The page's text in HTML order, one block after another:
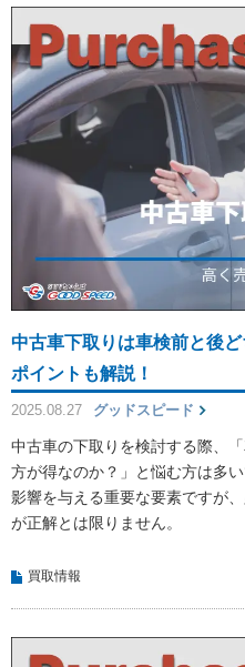
中古車下取りは車検前と後
ポイントも解説！
2025.08.27 グッドスピード
中古車の下取りを検討する際、
方が得なのか？」と悩む方は多
影響を与える重要な要素ですが
が正解とは限りません。
買取情報